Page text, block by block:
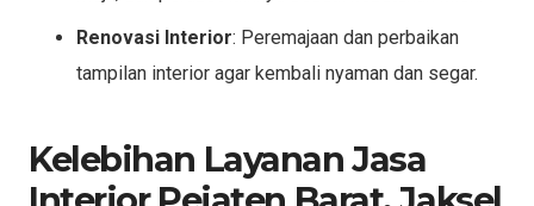
Renovasi Interior: Peremajaan dan perbaikan
tampilan interior agar kembali nyaman dan segar.
Kelebihan Layanan Jasa